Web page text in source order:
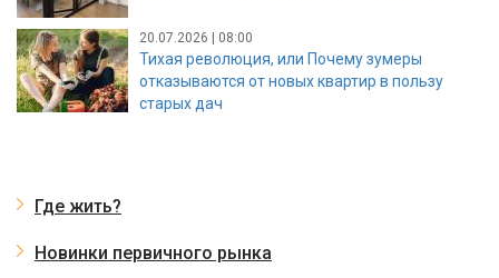
20.07.2026 | 08:00
Тихая революция, или Почему зумеры
отказываются от новых квартир в пользу
старых дач
Где жить?
Новинки первичного рынка